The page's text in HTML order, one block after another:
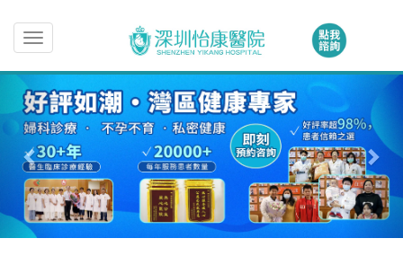
Toggle
navigation